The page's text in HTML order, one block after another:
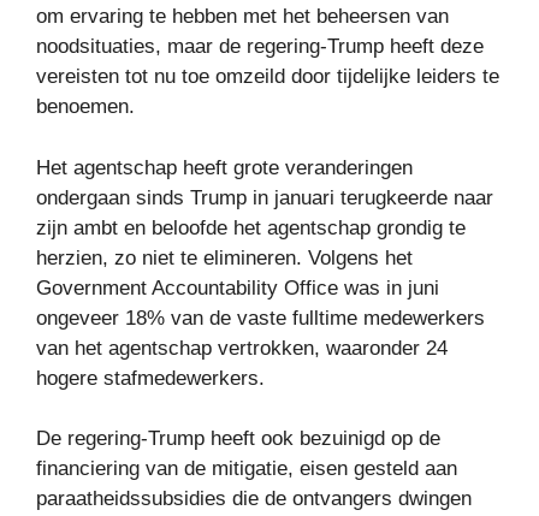
om ervaring te hebben met het beheersen van
noodsituaties, maar de regering-Trump heeft deze
vereisten tot nu toe omzeild door tijdelijke leiders te
benoemen.
Het agentschap heeft grote veranderingen
ondergaan sinds Trump in januari terugkeerde naar
zijn ambt en beloofde het agentschap grondig te
herzien, zo niet te elimineren. Volgens het
Government Accountability Office was in juni
ongeveer 18% van de vaste fulltime medewerkers
van het agentschap vertrokken, waaronder 24
hogere stafmedewerkers.
De regering-Trump heeft ook bezuinigd op de
financiering van de mitigatie, eisen gesteld aan
paraatheidssubsidies die de ontvangers dwingen